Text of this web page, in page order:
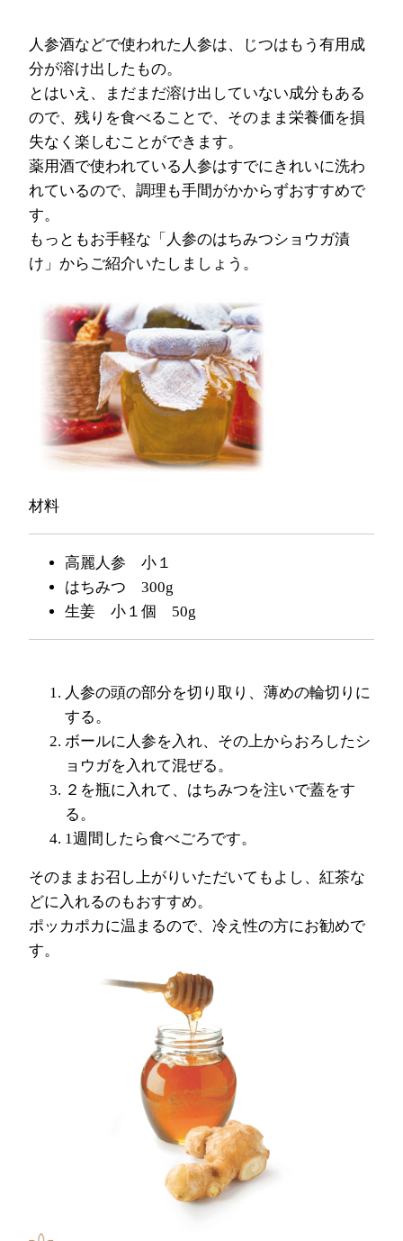
人参酒などで使われた人参は、じつはもう有用成
分が溶け出したもの。
とはいえ、まだまだ溶け出していない成分もある
ので、残りを食べることで、そのまま栄養価を損
失なく楽しむことができます。
薬用酒で使われている人参はすでにきれいに洗わ
れているので、調理も手間がかからずおすすめで
す。
もっともお手軽な「人参のはちみつショウガ漬
け」からご紹介いたしましょう。
材料
高麗人参 小１
はちみつ 300g
生姜 小１個 50g
人参の頭の部分を切り取り、薄めの輪切りに
する。
ボールに人参を入れ、その上からおろしたシ
ョウガを入れて混ぜる。
２を瓶に入れて、はちみつを注いで蓋をす
る。
1週間したら食べごろです。
そのままお召し上がりいただいてもよし、紅茶な
どに入れるのもおすすめ。
ポッカポカに温まるので、冷え性の方にお勧めで
す。